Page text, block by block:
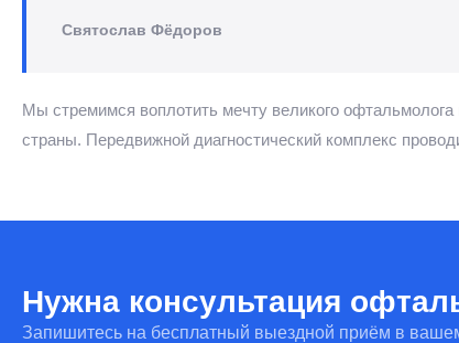
Святослав Фёдоров
Мы стремимся воплотить мечту великого
страны. Передвижной диагностический комплекс
Нужна консультация
Запишитесь на бесплатный выездной приём в